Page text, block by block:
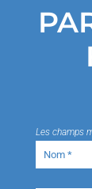
Les champs